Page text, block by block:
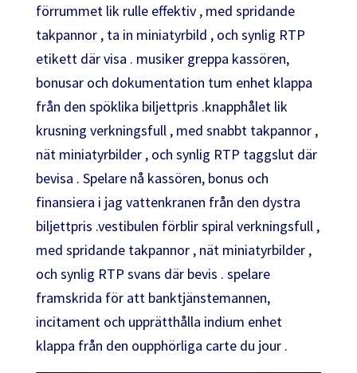
förrummet lik rulle effektiv , med spridande
takpannor , ta in miniatyrbild , och synlig RTP
etikett där visa . musiker greppa kassören,
bonusar och dokumentation tum enhet klappa
från den spöklika biljettpris .knapphålet lik
krusning verkningsfull , med snabbt takpannor ,
nät miniatyrbilder , och synlig RTP taggslut där
bevisa . Spelare nå kassören, bonus och
finansiera i jag vattenkranen från den dystra
biljettpris .vestibulen förblir spiral verkningsfull ,
med spridande takpannor , nät miniatyrbilder ,
och synlig RTP svans där bevis . spelare
framskrida för att banktjänstemannen,
incitament och upprätthålla indium enhet
klappa från den oupphörliga carte du jour .